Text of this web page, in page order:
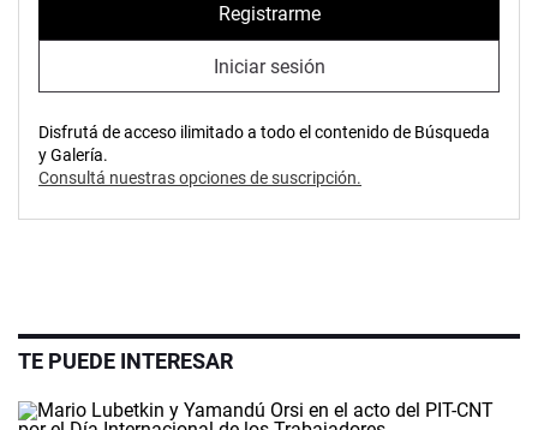
Registrarme
Iniciar sesión
Disfrutá de acceso ilimitado a todo el contenido de Búsqueda
y Galería.
Consultá nuestras opciones de suscripción.
TE PUEDE INTERESAR